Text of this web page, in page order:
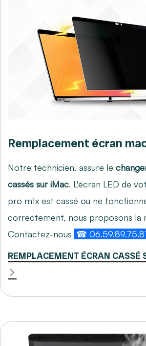
Remplacement écran
Notre technicien, assure le
cassés sur iMac. L'écran LED de
pro m1x est cassé ou ne
correctement, nous proposons la
Contactez-nous ☎
REMPLACEMENT ÉCRAN CASSÉ